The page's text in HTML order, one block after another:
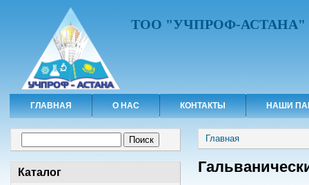
ТОО "УЧПРОФ-АСТАНА"
ГЛАВНАЯ О НАС КОНТАКТЫ НАШИ
Каталог
Вы здесь
Главная